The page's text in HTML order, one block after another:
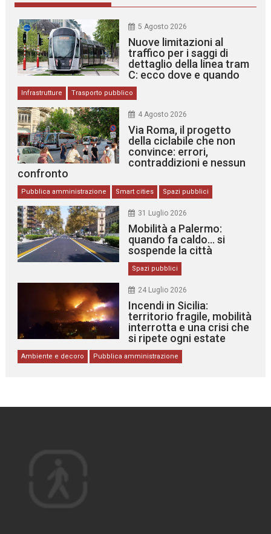
5 Agosto 2026
Nuove limitazioni al
traffico per i saggi di
dettaglio della linea tram
C: ecco dove e quando
Infrastrutture Trasporto pubblico
4 Agosto 2026
Via Roma, il progetto
della ciclabile che non
convince: errori,
contraddizioni e nessun
confronto
Pubblica amministrazione Smart cities Spazi pubblici
31 Luglio 2026
Mobilità a Palermo:
quando fa caldo… si
sospende la città
Spazi pubblici
24 Luglio 2026
Incendi in Sicilia:
territorio fragile, mobilità
interrotta e una crisi che
si ripete ogni estate
Ambiente e decoro Pubblica amministrazione